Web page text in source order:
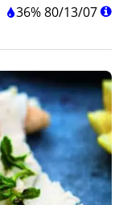
36%80/13/07